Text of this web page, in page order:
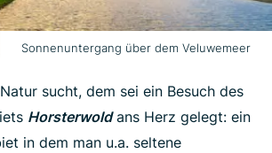
Sonnenuntergang über dem Veluwemeer
sucht, dem sei ein Besuch des
Horsterwoldans Herz gelegt: ein
in dem man u.a. seltene